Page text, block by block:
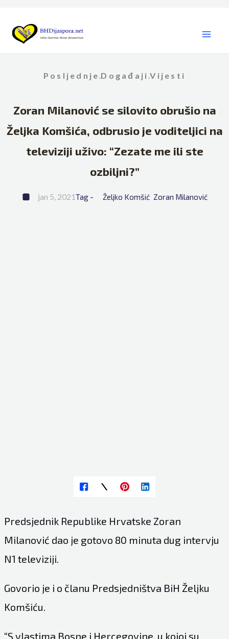
content
Posljednje ,Događaji ,Vijesti
Zoran Milanović se silovito obrušio na
Željka Komšića, odbrusio je voditeljici na
televiziji uživo: “Zezate me ili ste
ozbiljni?”
jan 5, 2021Tag - Željko Komšić Zoran Milanović
Predsjednik Republike Hrvatske Zoran
Milanović dao je gotovo 80 minuta dug intervju
N1 televiziji.
Govorio je i o članu Predsjedništva BiH Željku
Komšiću.
“S vlastima Bosne i Hercegovine, u kojoj su